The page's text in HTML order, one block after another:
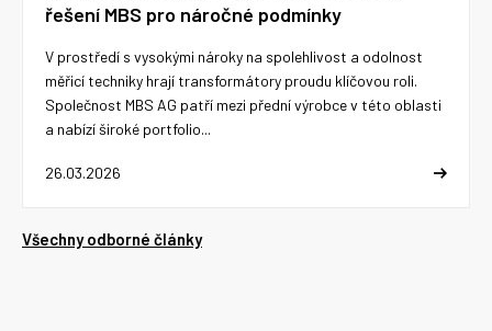
řešení MBS pro náročné podmínky
26.03.2026
V prostředí s vysokými nároky na spolehlivost a odolnost
měřicí techniky hrají transformátory proudu klíčovou roli.
Společnost MBS AG patří mezi přední výrobce v této oblasti
a nabízí široké portfolio...
Všechny odborné články